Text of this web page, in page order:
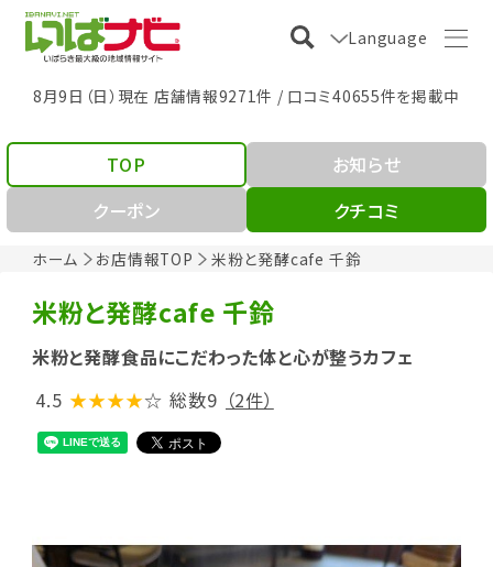
Language
8月9日（日）現在 店舗情報9271件 / 口コミ40655件を掲載中
ホーム お店情報TOP 米粉と発酵cafe 千鈴
TOP
お知らせ
クーポン
クチコミ
米粉と発酵cafe 千鈴
米粉と発酵食品にこだわった体と心が整うカフェ
4.5 ★★★★☆ 総数9 （2件）